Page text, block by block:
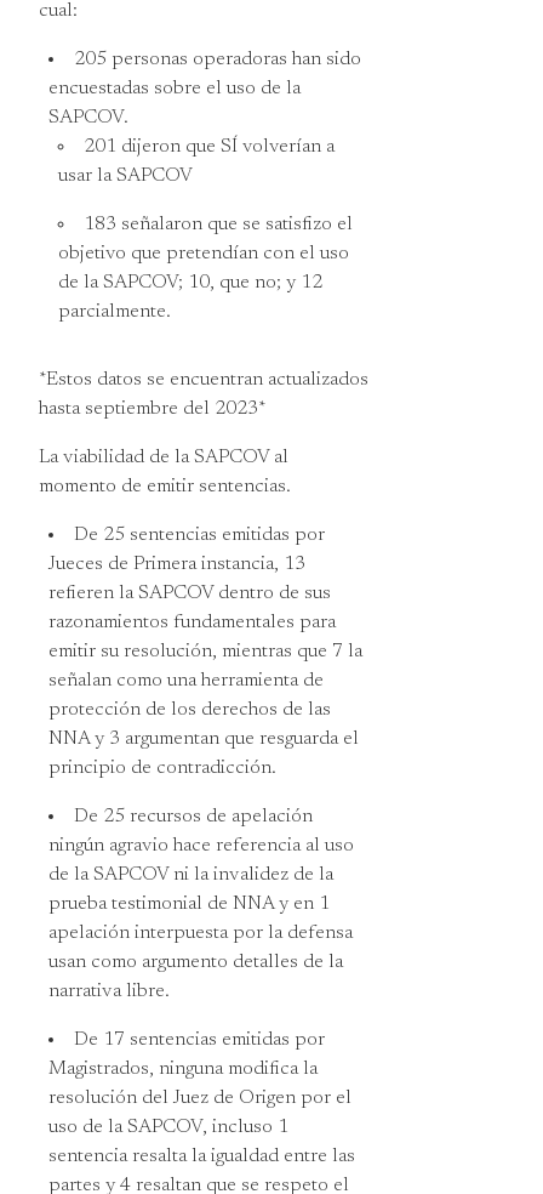
cual:
205 personas operadoras han sido
encuestadas sobre el uso de la
SAPCOV.
201 dijeron que SÍ volverían a
usar la SAPCOV
183 señalaron que se satisfizo el
objetivo que pretendían con el uso
de la SAPCOV; 10, que no; y 12
parcialmente.
*Estos datos se encuentran actualizados
hasta septiembre del 2023*
La viabilidad de la SAPCOV al
momento de emitir sentencias.
De 25 sentencias emitidas por
Jueces de Primera instancia, 13
refieren la SAPCOV dentro de sus
razonamientos fundamentales para
emitir su resolución, mientras que 7 la
señalan como una herramienta de
protección de los derechos de las
NNA y 3 argumentan que resguarda el
principio de contradicción.
De 25 recursos de apelación
ningún agravio hace referencia al uso
de la SAPCOV ni la invalidez de la
prueba testimonial de NNA y en 1
apelación interpuesta por la defensa
usan como argumento detalles de la
narrativa libre.
De 17 sentencias emitidas por
Magistrados, ninguna modifica la
resolución del Juez de Origen por el
uso de la SAPCOV, incluso 1
sentencia resalta la igualdad entre las
partes y 4 resaltan que se respeto el